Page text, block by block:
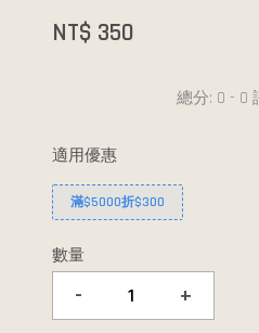
NT$ 350
總分: 0 - 0
適用優惠
滿$5000折$300
數量
- +